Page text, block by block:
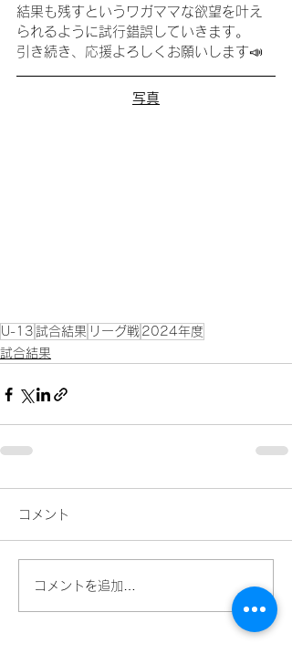
結果も残すというワガママな欲望を叶え
られるように試行錯誤していきます。
引き続き、応援よろしくお願いします📣
写真
U-13 試合結果 リーグ戦 2024年度
試合結果
コメント
コメントを追加…